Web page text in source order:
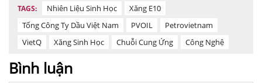
TAGS: Nhiên Liệu Sinh Học
Xăng E10
Tổng Công Ty Dầu Việt Nam
PVOIL
Petrovietnam
VietQ
Xăng Sinh Học Chuỗi Cung Ứng Công Nghệ
Bình luận